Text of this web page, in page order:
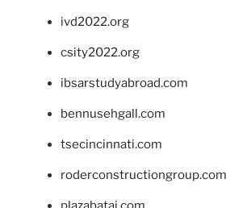
ivd2022.org
csity2022.org
ibsarstudyabroad.com
bennusehgall.com
tsecincinnati.com
roderconstructiongroup.com